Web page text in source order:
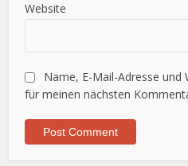
Website
Name, E-Mail-Adresse
für meinen nächsten